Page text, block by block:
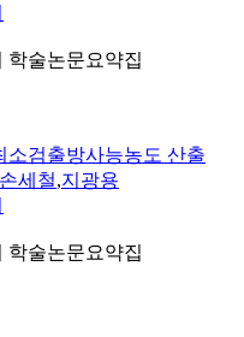
학술논문요약집
소검출방사능농도 산출
손세철,지광용
학술논문요약집